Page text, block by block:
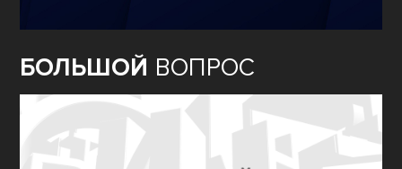
БОЛЬШОЙ ВОПРОС